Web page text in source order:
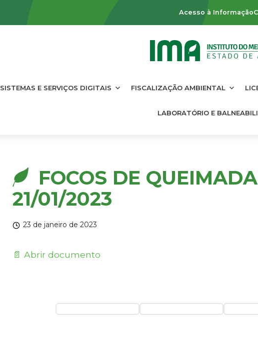
Acesso à Informação
SISTEMAS E SERVIÇOS DIGITAIS FISCALIZAÇÃO AMBIENTAL
LABORATÓRIO E
FOCOS DE
21/01/2023
23 de janeiro de 2023
📄 Abrir documento